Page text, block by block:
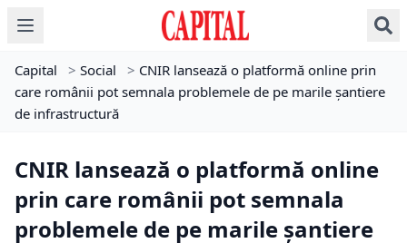
Capital > Social > CNIR lansează o platformă online prin
care românii pot semnala problemele de pe marile șantiere
de infrastructură
CNIR lansează o platformă online
prin care românii pot semnala
problemele de pe marile șantiere